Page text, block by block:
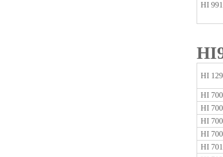
HI
HI
HI
HI
HI
HI
HI